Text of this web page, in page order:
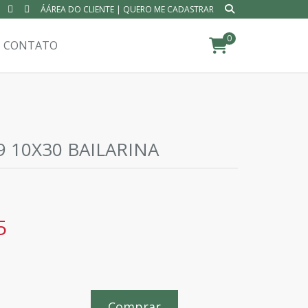
ÁÁREA DO CLIENTE | QUERO ME CADASTRAR
0
CONTATO
10X30 BAILARINA